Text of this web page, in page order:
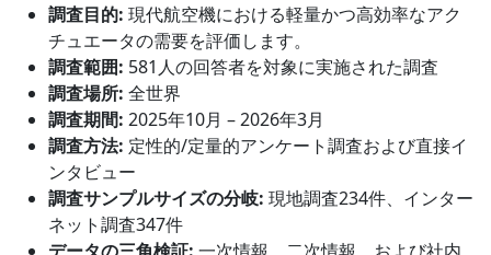
調査目的: 現代航空機における軽量かつ高効率なアク
チュエータの需要を評価します。
調査範囲: 581人の回答者を対象に実施された調査
調査場所: 全世界
調査期間: 2025年10月 – 2026年3月
調査方法: 定性的/定量的アンケート調査および直接イ
ンタビュー
調査サンプルサイズの分岐: 現地調査234件、インター
ネット調査347件